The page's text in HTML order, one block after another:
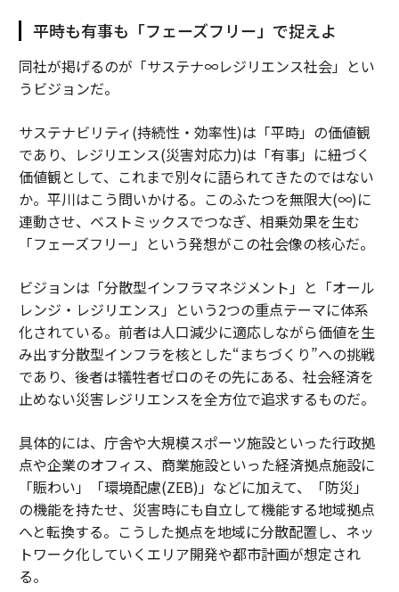
平時も有事も「フェーズフリー」で捉えよ
同社が掲げるのが「サステナ∞レジリエンス社会」とい
うビジョンだ。
サステナビリティ(持続性・効率性)は「平時」の価値観
であり、レジリエンス(災害対応力)は「有事」に紐づく
価値観として、これまで別々に語られてきたのではない
か。平川はこう問いかける。このふたつを無限大(∞)に
連動させ、ベストミックスでつなぎ、相乗効果を生む
「フェーズフリー」という発想がこの社会像の核心だ。
ビジョンは「分散型インフラマネジメント」と「オール
レンジ・レジリエンス」という2つの重点テーマに体系
化されている。前者は人口減少に適応しながら価値を生
み出す分散型インフラを核とした“まちづくり”への挑戦
であり、後者は犠牲者ゼロのその先にある、社会経済を
止めない災害レジリエンスを全方位で追求するものだ。
具体的には、庁舎や大規模スポーツ施設といった行政拠
点や企業のオフィス、商業施設といった経済拠点施設に
「賑わい」「環境配慮(ZEB)」などに加えて、「防災」
の機能を持たせ、災害時にも自立して機能する地域拠点
へと転換する。こうした拠点を地域に分散配置し、ネッ
トワーク化していくエリア開発や都市計画が想定され
る。